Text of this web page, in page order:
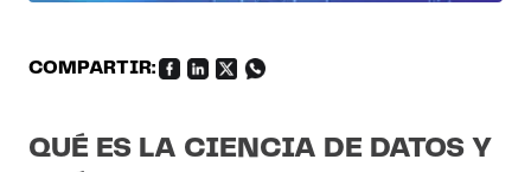
COMPARTIR:
QUÉ ES LA CIENCIA DE DATOS Y